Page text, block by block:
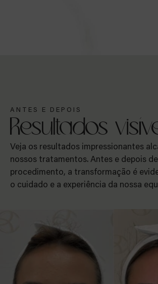
ANTES E DEPOIS
Resultados
Veja os resultados impressionantes
nossos tratamentos. Antes e depois
procedimento, a transformação é
o cuidado e a experiência da nossa